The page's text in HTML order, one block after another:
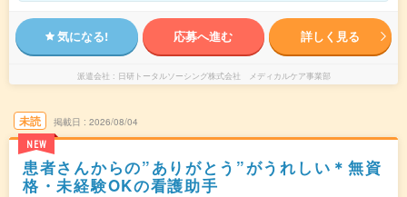
気になる! 応募へ進む 詳しく見る
派遣会社 日研トータルソーシング株式会社 メディカルケア事業部
未読
NEW
掲載日 2026/08/04
患者さんからの”ありがとう”がうれしい＊無資
格・未経験OKの看護助手